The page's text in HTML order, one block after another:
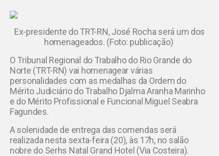
Ex-presidente do TRT-RN, José Rocha será um dos
homenageados. (Foto: publicação)
O Tribunal Regional do Trabalho do Rio Grande do
Norte (TRT-RN) vai homenagear várias
personalidades com as medalhas da Ordem do
Mérito Judiciário do Trabalho Djalma Aranha Marinho
e do Mérito Profissional e Funcional Miguel Seabra
Fagundes.
A solenidade de entrega das comendas será
realizada nesta sexta-feira (20), às 17h, no salão
nobre do Serhs Natal Grand Hotel (Via Costeira).